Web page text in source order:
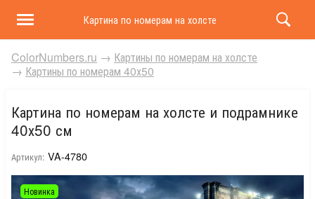
Картина по номерам на холсте и подрамнике 40х50
ColorNumbers.ru → Картины по номерам на холсте
→ Картины по номерам 40х50
Картина по номерам на холсте и подрамнике
40х50 см
Артикул: VA-4780
Новинка